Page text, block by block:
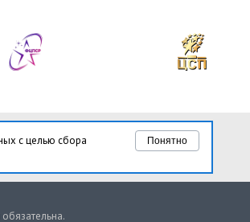
Понятно
с целью сбора
обязательна.